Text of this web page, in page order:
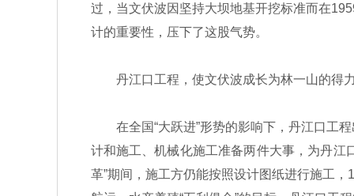
过，当文伏波因坚持大坝地基开挖标准而在
计的重要性，压下了这股气势。
丹江口工程，使文伏波成长为林一山的得力
在全国“大跃进”形势的影响下，丹江口工程
计和施工、机械化施工准备两件大事，为丹江
革”期间，施工方仍能按照设计图纸进行施工